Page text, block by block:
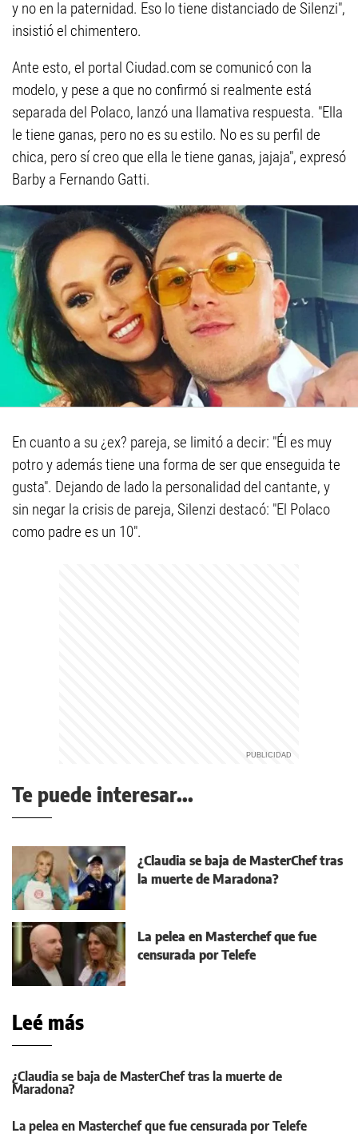
y no en la paternidad. Eso lo tiene distanciado de Silenzi",
insistió el chimentero.
Ante esto, el portal Ciudad.com se comunicó con la
modelo, y pese a que no confirmó si realmente está
separada del Polaco, lanzó una llamativa respuesta. "Ella
le tiene ganas, pero no es su estilo. No es su perfil de
chica, pero sí creo que ella le tiene ganas, jajaja", expresó
Barby a Fernando Gatti.
En cuanto a su ¿ex? pareja, se limitó a decir: "Él es muy
potro y además tiene una forma de ser que enseguida te
gusta". Dejando de lado la personalidad del cantante, y
sin negar la crisis de pareja, Silenzi destacó: "El Polaco
como padre es un 10".
Te puede interesar...
¿Claudia se baja de MasterChef tras
la muerte de Maradona?
La pelea en Masterchef que fue
censurada por Telefe
Leé más
¿Claudia se baja de MasterChef tras la muerte de
Maradona?
La pelea en Masterchef que fue censurada por Telefe